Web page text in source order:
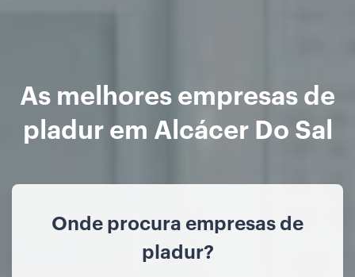
As melhores empresas de
pladur em Alcácer Do Sal
Onde procura empresas de
pladur?